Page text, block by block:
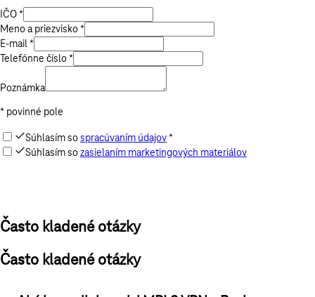
IČO *
Meno a priezvisko *
E-mail *
Telefónne číslo *
Poznámka
* povinné pole
Súhlasím sospracúvaním údajov*
Súhlasím sozasielaním marketingových materiálov
Často kladené otázky
Často kladené otázky